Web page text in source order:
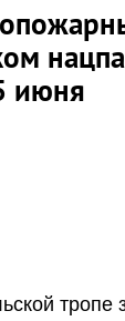
июня
тропе